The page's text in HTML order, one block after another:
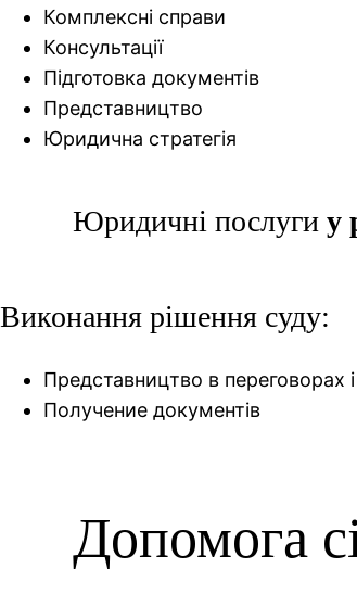
Комплексні справи
Консультації
Підготовка документів
Представництво
Юридична стратегія
Юридичні послугиу
Виконання рішення суду:
Представництво в переговорах
Получение документів
Допомога